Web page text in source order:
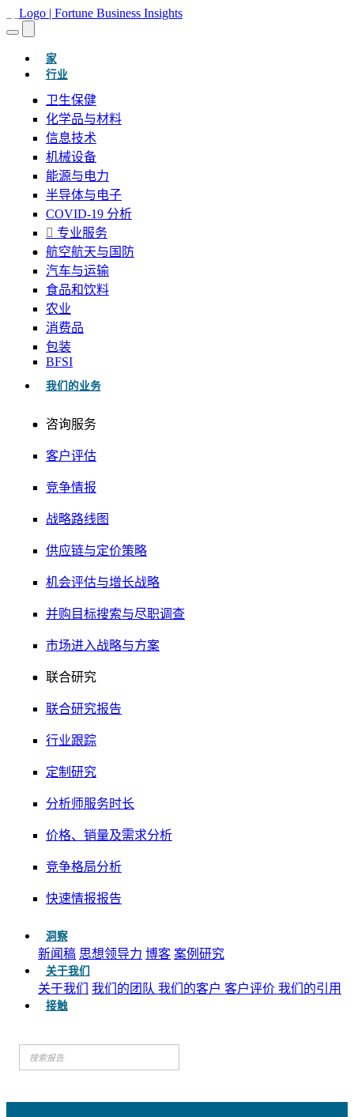
家(当前的)
行业
卫生保健
化学品与材料
信息技术
机械设备
能源与电力
半导体与电子
COVID-19 分析
专业服务
航空航天与国防
汽车与运输
食品和饮料
农业
消费品
包装
BFSI
我们的业务
咨询服务
客户评估
竞争情报
战略路线图
供应链与定价策略
机会评估与增长战略
并购目标搜索与尽职调查
市场进入战略与方案
联合研究
联合研究报告
行业跟踪
定制研究
分析师服务时长
价格、销量及需求分析
竞争格局分析
快速情报报告
洞察
新闻稿 思想领导力 博客 案例研究
关于我们
关于我们 我们的团队 我们的客户 客户评价 我们的引用
接触